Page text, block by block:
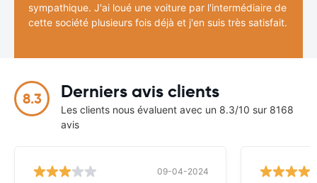
sympathique. J'ai loué une voiture par l'intermédiaire de
cette société plusieurs fois déjà et j'en suis très satisfait.
8.3 Derniers avis clients
Les clients nous évaluent avec un 8.3/10 sur 8168
avis
09-04-2024